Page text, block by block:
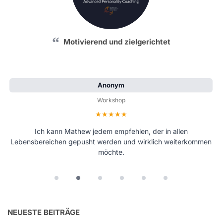
Motivierend und zielgerichtet
Anonym
Workshop
Bewertung: 5 von 5 Sternen
Ich kann Mathew jedem empfehlen, der in allen
Lebensbereichen gepusht werden und wirklich weiterkommen
möchte.
NEUESTE BEITRÄGE